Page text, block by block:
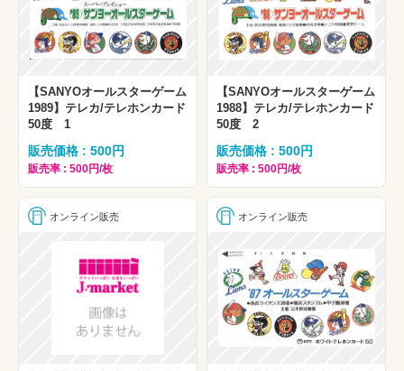
【SANYOオールスターゲーム
1989】テレカ/テレホンカード
50度 1
販売価格 : 500円
販売率 : 500円/枚
【SANYOオールスターゲーム
1988】テレカ/テレホンカード
50度 2
販売価格 : 500円
販売率 : 500円/枚
オンライン販売 オンライン販売